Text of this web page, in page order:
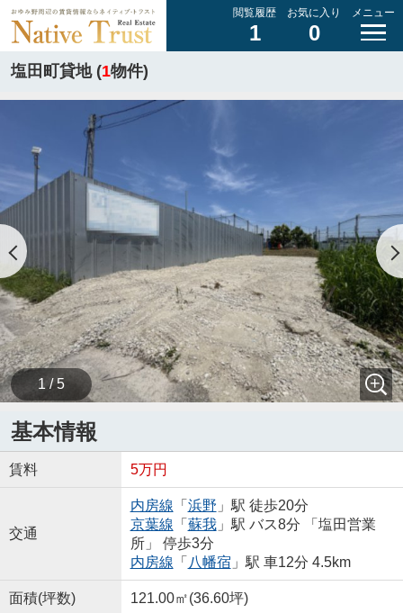
閲覧履歴
1
お気に入り
0
メニュー
塩田町貸地 (1物件)
1 / 5
基本情報
賃料 5万円
交通
内房線 「 浜野 」駅 徒歩20分
京葉線 「 蘇我」駅 バス8分 「塩田営業
所」 停歩3分
内房線 「 八幡宿 」駅 車12分 4.5km
面積(坪数) 121.00㎡(36.60坪)